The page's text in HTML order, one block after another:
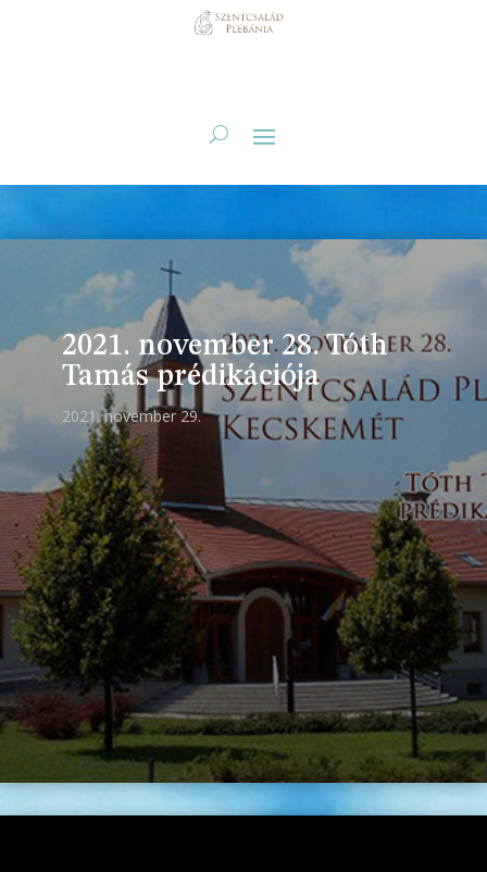
2021. november 28. Tóth
Tamás prédikációja
2021. november 29.